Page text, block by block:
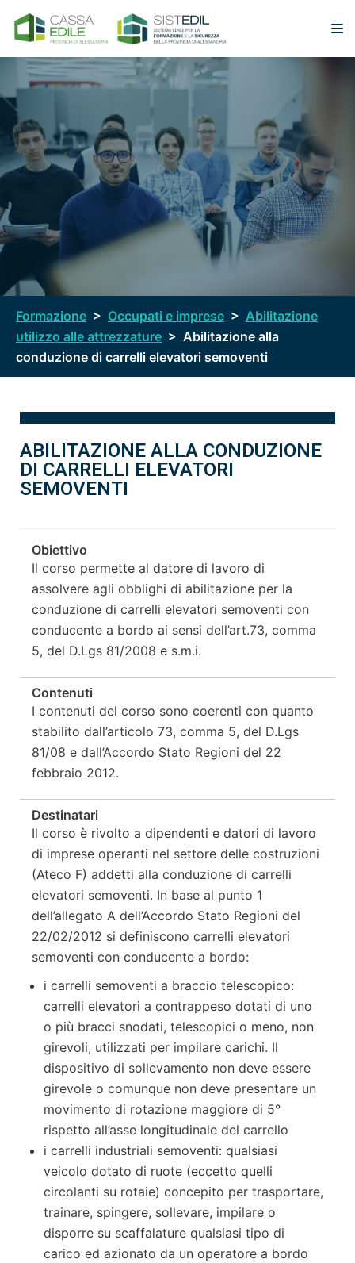
Vai
al
contenuto
Formazione > Occupati e imprese > Abilitazione
utilizzo alle attrezzature > Abilitazione alla
conduzione di carrelli elevatori semoventi
ABILITAZIONE ALLA CONDUZIONE
DI CARRELLI ELEVATORI
SEMOVENTI
Obiettivo
Il corso permette al datore di lavoro di
assolvere agli obblighi di abilitazione per la
conduzione di carrelli elevatori semoventi con
conducente a bordo ai sensi dell’art.73, comma
5, del D.Lgs 81/2008 e s.m.i.
Contenuti
I contenuti del corso sono coerenti con quanto
stabilito dall’articolo 73, comma 5, del D.Lgs
81/08 e dall’Accordo Stato Regioni del 22
febbraio 2012.
Destinatari
Il corso è rivolto a dipendenti e datori di lavoro
di imprese operanti nel settore delle costruzioni
(Ateco F) addetti alla conduzione di carrelli
elevatori semoventi. In base al punto 1
dell’allegato A dell’Accordo Stato Regioni del
22/02/2012 si definiscono carrelli elevatori
semoventi con conducente a bordo:
i carrelli semoventi a braccio telescopico:
carrelli elevatori a contrappeso dotati di uno
o più bracci snodati, telescopici o meno, non
girevoli, utilizzati per impilare carichi. Il
dispositivo di sollevamento non deve essere
girevole o comunque non deve presentare un
movimento di rotazione maggiore di 5°
rispetto all’asse longitudinale del carrello
i carrelli industriali semoventi: qualsiasi
veicolo dotato di ruote (eccetto quelli
circolanti su rotaie) concepito per trasportare,
trainare, spingere, sollevare, impilare o
disporre su scaffalature qualsiasi tipo di
carico ed azionato da un operatore a bordo